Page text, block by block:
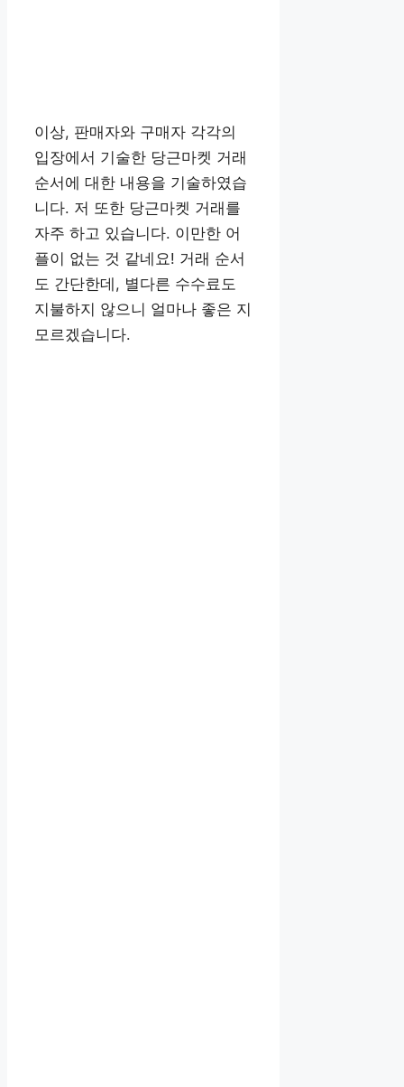
이상, 판매자와 구매자 각각의
입장에서 기술한 당근마켓 거래
순서에 대한 내용을 기술하였습
니다. 저 또한 당근마켓 거래를
자주 하고 있습니다. 이만한 어
플이 없는 것 같네요! 거래 순서
도 간단한데, 별다른 수수료도
지불하지 않으니 얼마나 좋은 지
모르겠습니다.